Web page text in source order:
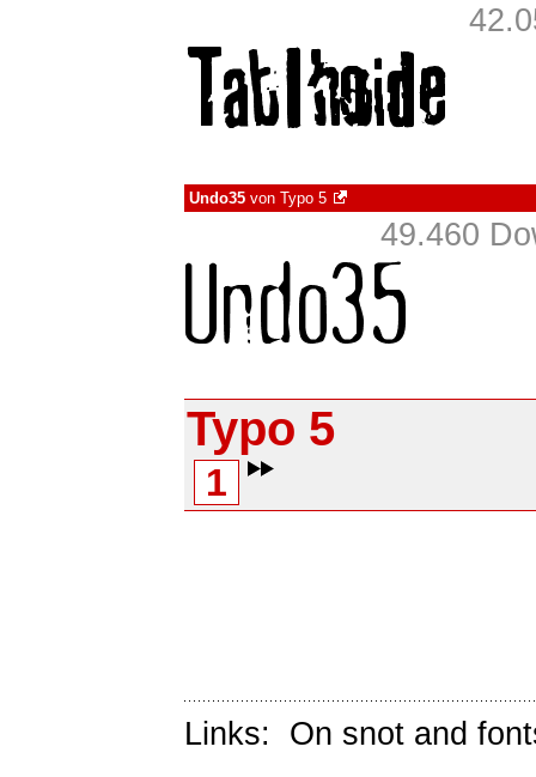
Undo35 von Typo 5
49.460
Typo 5
1
Links: On snot and